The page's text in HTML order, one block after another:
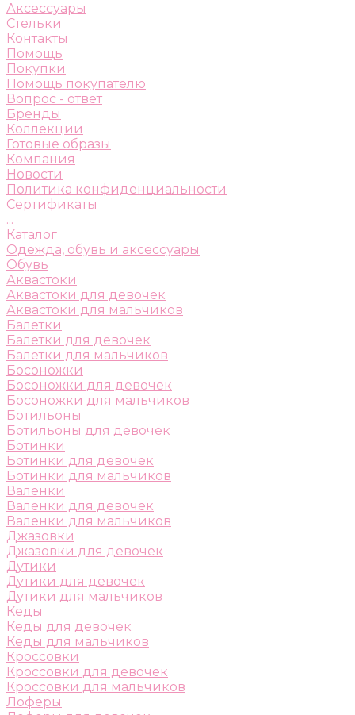
Аксессуары
Стельки
Контакты
Помощь
Покупки
Помощь покупателю
Вопрос - ответ
Бренды
Коллекции
Готовые образы
Компания
Новости
Политика конфиденциальности
Сертификаты
...
Каталог
Одежда, обувь и аксессуары
Обувь
Аквастоки
Аквастоки для девочек
Аквастоки для мальчиков
Балетки
Балетки для девочек
Балетки для мальчиков
Босоножки
Босоножки для девочек
Босоножки для мальчиков
Ботильоны
Ботильоны для девочек
Ботинки
Ботинки для девочек
Ботинки для мальчиков
Валенки
Валенки для девочек
Валенки для мальчиков
Джазовки
Джазовки для девочек
Дутики
Дутики для девочек
Дутики для мальчиков
Кеды
Кеды для девочек
Кеды для мальчиков
Кроссовки
Кроссовки для девочек
Кроссовки для мальчиков
Лоферы